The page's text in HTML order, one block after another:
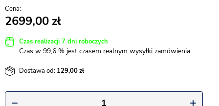
2699,00
Czas realizacji 7 dni roboczych
Czas w 99,6 % jest czasem realnym wysyłki zamówienia.
Dostawa od: 129,00